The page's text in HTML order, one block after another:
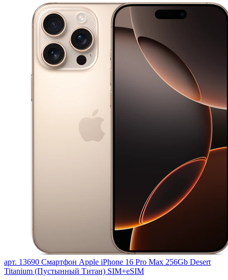
арт. 13690 Смартфон Apple iPhone 16 Pro Max 256Gb Desert
Titanium (Пустынный Титан) SIM+eSIM